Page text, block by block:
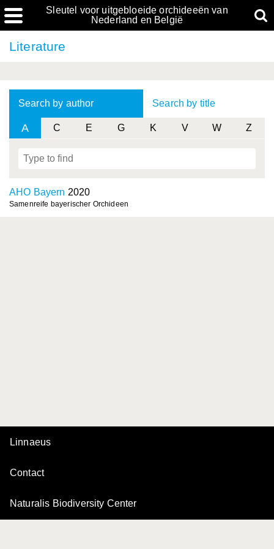
Sleutel voor uitgebloeide orchideeën van
Nederland en België
Literature
Search by author Search by title
A C E G K V W Z
AHO Bayern 2020
Samenreife bayerischer Orchideen
Linnaeus
Contact
Naturalis Biodiversity Center